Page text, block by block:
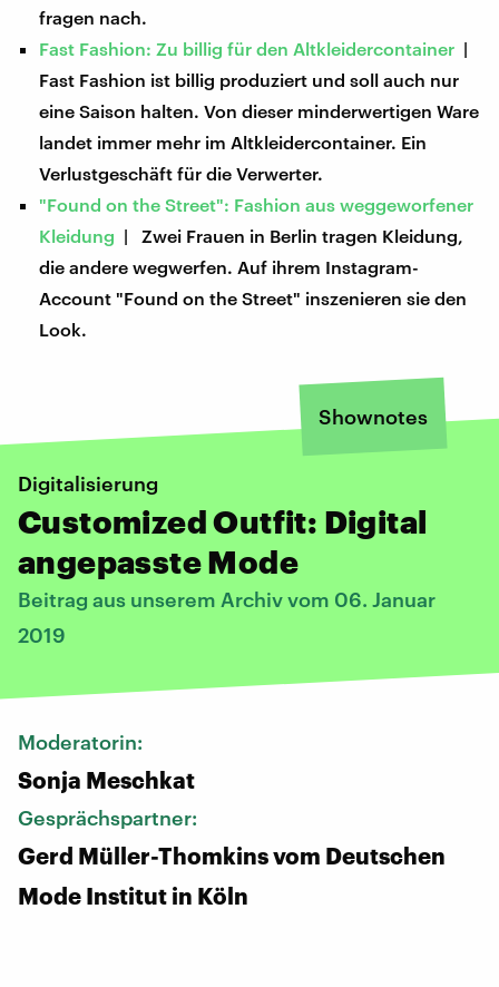
fragen nach.
Fast Fashion: Zu billig für den Altkleidercontainer |
Fast Fashion ist billig produziert und soll auch nur
eine Saison halten. Von dieser minderwertigen Ware
landet immer mehr im Altkleidercontainer. Ein
Verlustgeschäft für die Verwerter.
"Found on the Street": Fashion aus weggeworfener
Kleidung | Zwei Frauen in Berlin tragen Kleidung,
die andere wegwerfen. Auf ihrem Instagram-
Account "Found on the Street" inszenieren sie den
Look.
Shownotes
Digitalisierung
Customized Outfit: Digital
angepasste Mode
Beitrag aus unserem Archiv vom 06. Januar
2019
Moderatorin:
Sonja Meschkat
Gesprächspartner:
Gerd Müller-Thomkins vom Deutschen
Mode Institut in Köln